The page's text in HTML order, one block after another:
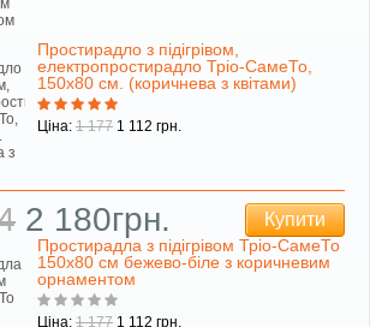
Простирадло з підігрівом,
електропростирадло Тріо-СамеТо,
150х80 см. (коричнева з квітами)
Ціна: 1 177 1 112 грн.
2 180грн. Купити
Простирадла з підігрівом Тріо-СамеТо
150х80 см бежево-біле з коричневим
орнаментом
Ціна: 1 177 1 112 грн.